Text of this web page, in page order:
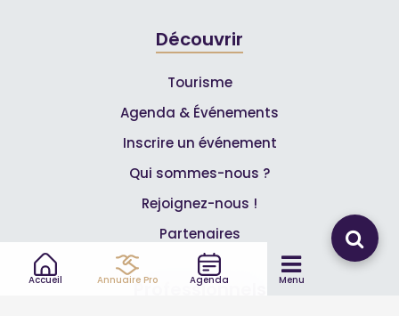
Accueil Annuaire Pro Agenda Menu
Découvrir
Tourisme
Agenda & Événements
Inscrire un événement
Qui sommes-nous ?
Rejoignez-nous !
Partenaires
Professionnels